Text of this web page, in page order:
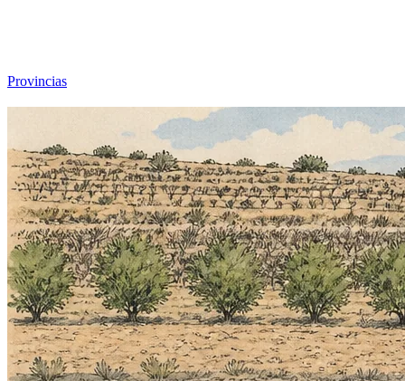
Provincias